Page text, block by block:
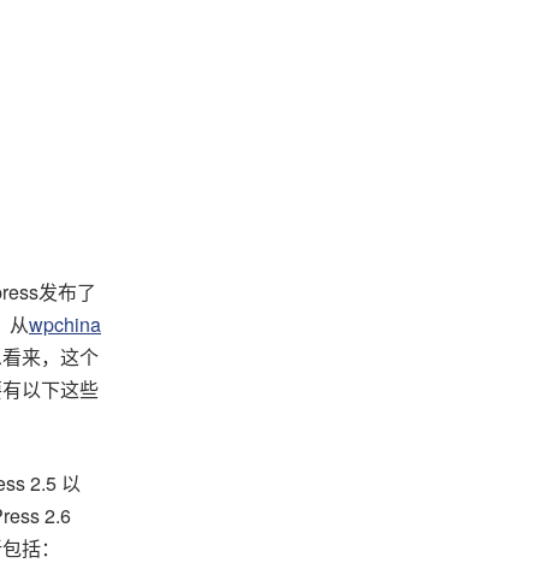
发布了
从wpchina
来，这个
以下这些
2.5 以
2.6
括：